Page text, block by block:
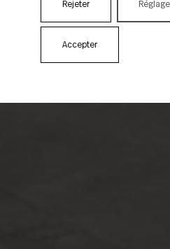
Accepter
Rejeter